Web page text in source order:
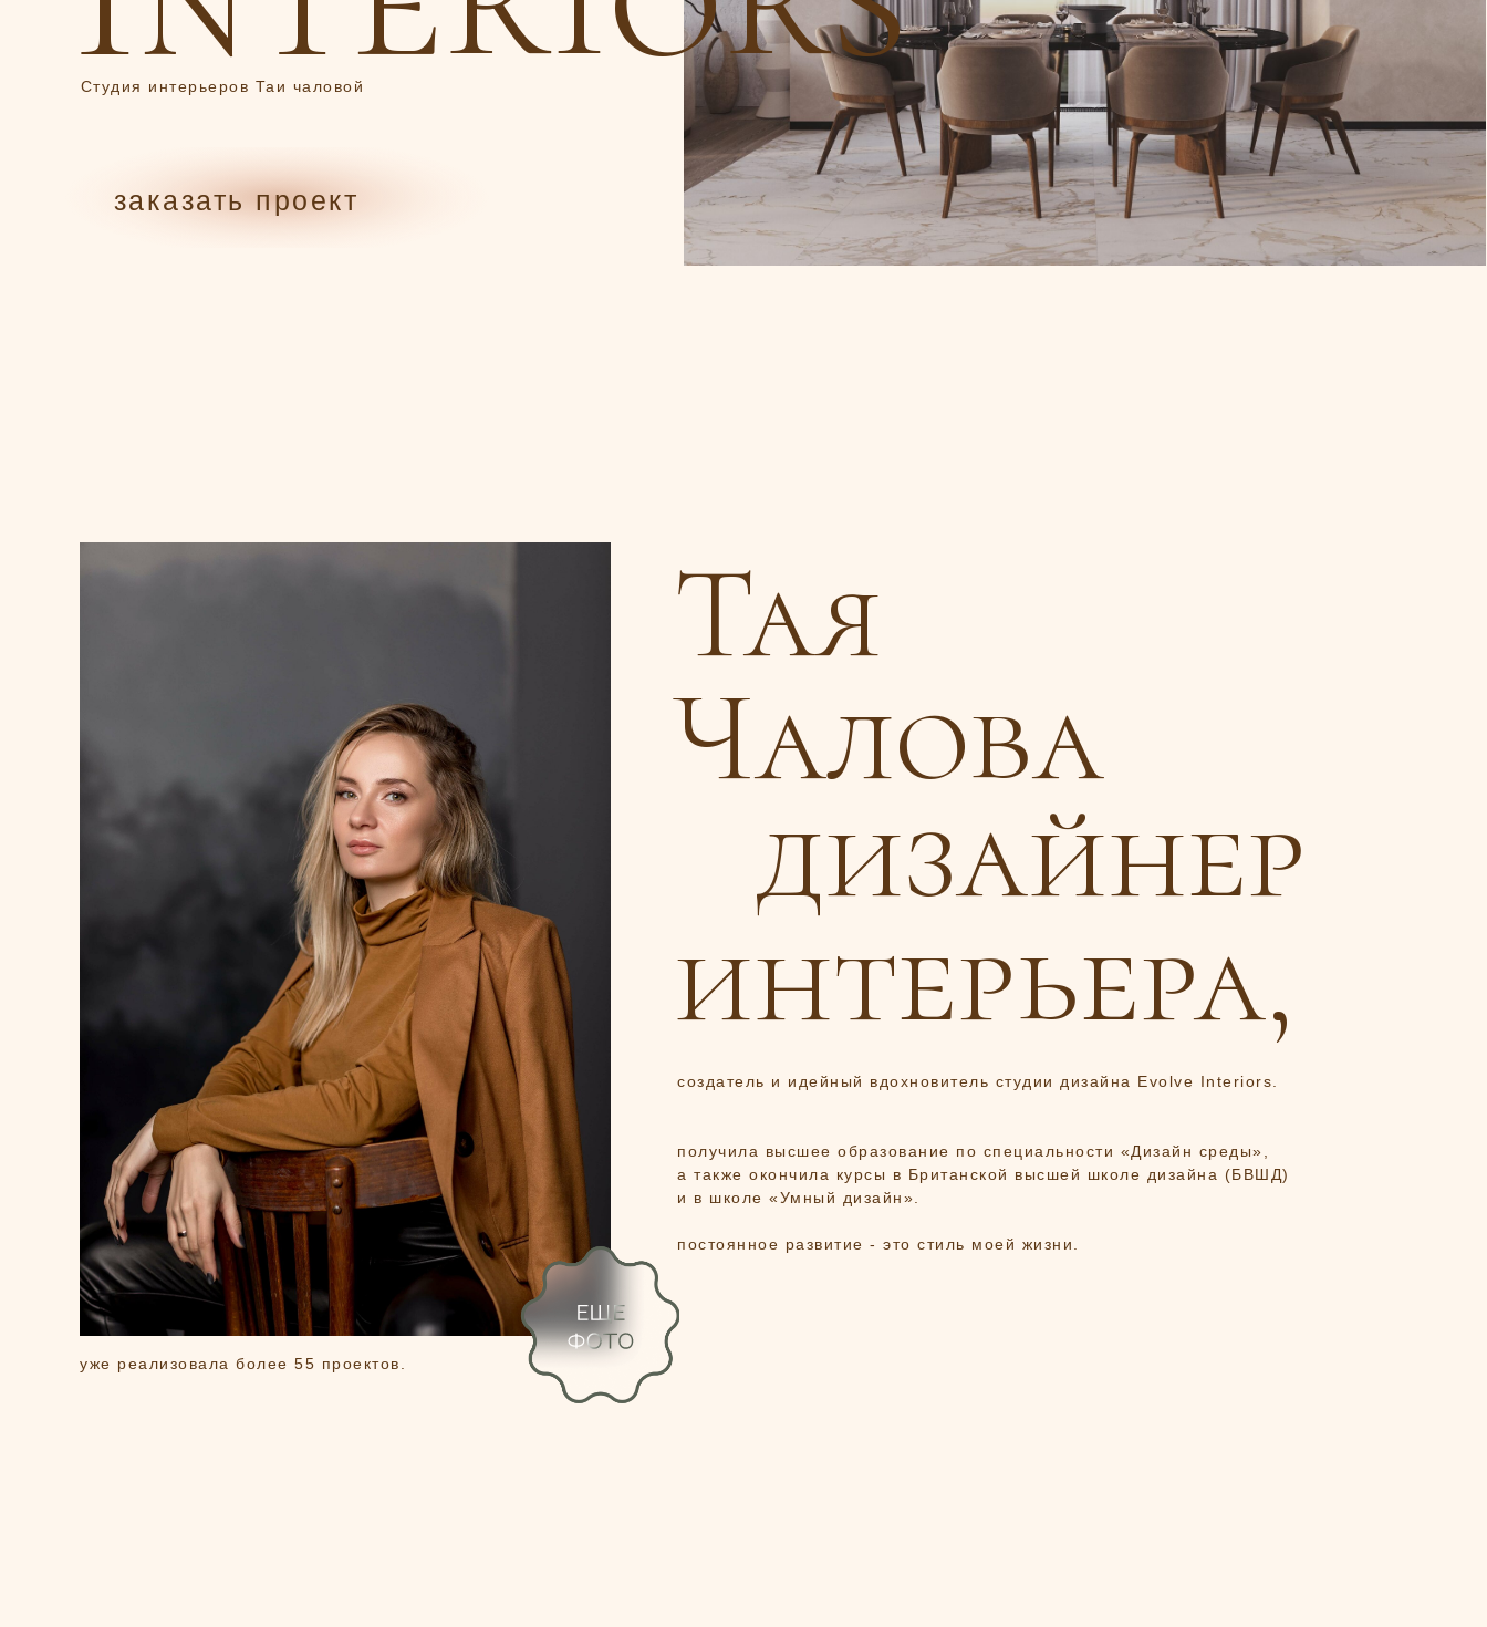
Студия интерьеров Таи чаловой
заказать проект
Тая
создатель и идейный вдохновитель студии дизайна Evolve Interiors.
получила высшее образование по специальности «Дизайн среды»,
а также окончила курсы в Британской высшей школе дизайна (БВШД)
и в школе «Умный дизайн».
постоянное развитие - это стиль моей жизни.
дизайнер
интерьера,
уже реализовала более 55 проектов.
Чалова